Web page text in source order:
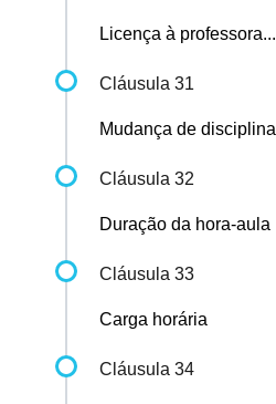
Licença à professora...
Cláusula 31
Mudança de disciplina
Cláusula 32
Duração da hora-aula
Cláusula 33
Carga horária
Cláusula 34